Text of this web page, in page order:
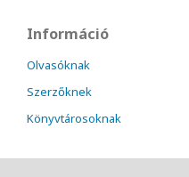
Információ
Olvasóknak
Szerzőknek
Könyvtárosoknak